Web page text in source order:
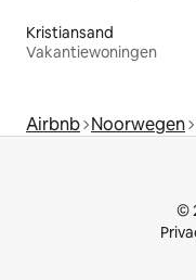
Kristiansand
Vakantiewoningen
Airbnb Noorwegen
©